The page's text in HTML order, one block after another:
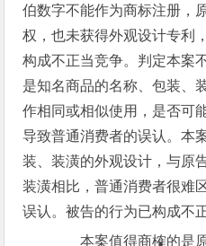
伯数字不能作为商标注册，
权，也未获得外观设计专利
构成不正当竞争。判定本案
是知名商品的名称、包装、
作相同或相似使用，是否可
导致普通消费者的误认。本
装、装潢的外观设计，与原
装潢相比，普通消费者很难
误认。被告的行为已构成不
本案值得商榷的是原